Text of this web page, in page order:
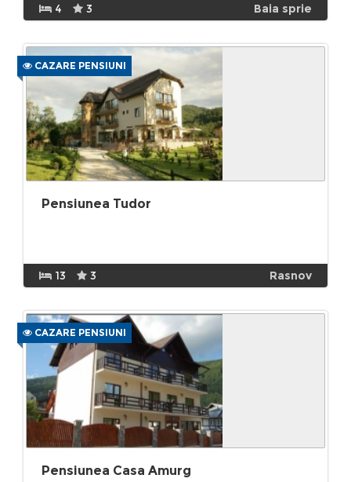
4 3 Baia sprie
CAZARE PENSIUNI
Pensiunea Tudor
13 3 Rasnov
CAZARE PENSIUNI
Pensiunea Casa Amurg